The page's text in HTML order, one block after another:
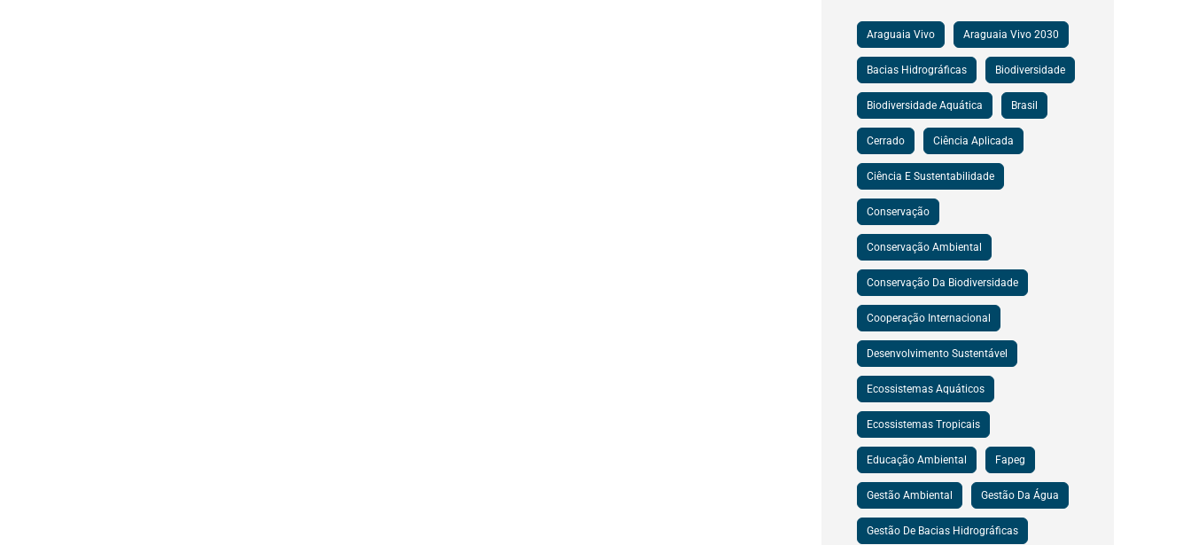
Araguaia Vivo Araguaia Vivo 2030
Bacias Hidrográficas Biodiversidade
Biodiversidade Aquática Brasil
Cerrado Ciência Aplicada
Ciência E Sustentabilidade
Conservação
Conservação Ambiental
Conservação Da Biodiversidade
Cooperação Internacional
Desenvolvimento Sustentável
Ecossistemas Aquáticos
Ecossistemas Tropicais
Educação Ambiental Fapeg
Gestão Ambiental Gestão Da Água
Gestão De Bacias Hidrográficas